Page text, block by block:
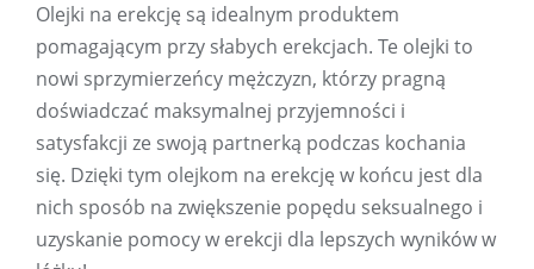
Olejki na erekcję są idealnym produktem
pomagającym przy słabych erekcjach. Te olejki to
nowi sprzymierzeńcy mężczyzn, którzy pragną
doświadczać maksymalnej przyjemności i
satysfakcji ze swoją partnerką podczas kochania
się. Dzięki tym olejkom na erekcję w końcu jest dla
nich sposób na zwiększenie popędu seksualnego i
uzyskanie pomocy w erekcji dla lepszych wyników w